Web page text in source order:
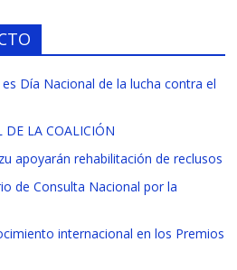
Día Nacional de la lucha contra el
DE LA COALICIÓN
apoyarán rehabilitación de reclusos
de Consulta Nacional por la
internacional en los Premios